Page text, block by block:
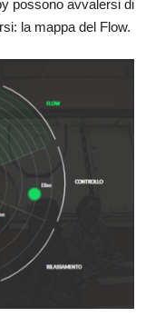
possono avvalersi di
la mappa del Flow.